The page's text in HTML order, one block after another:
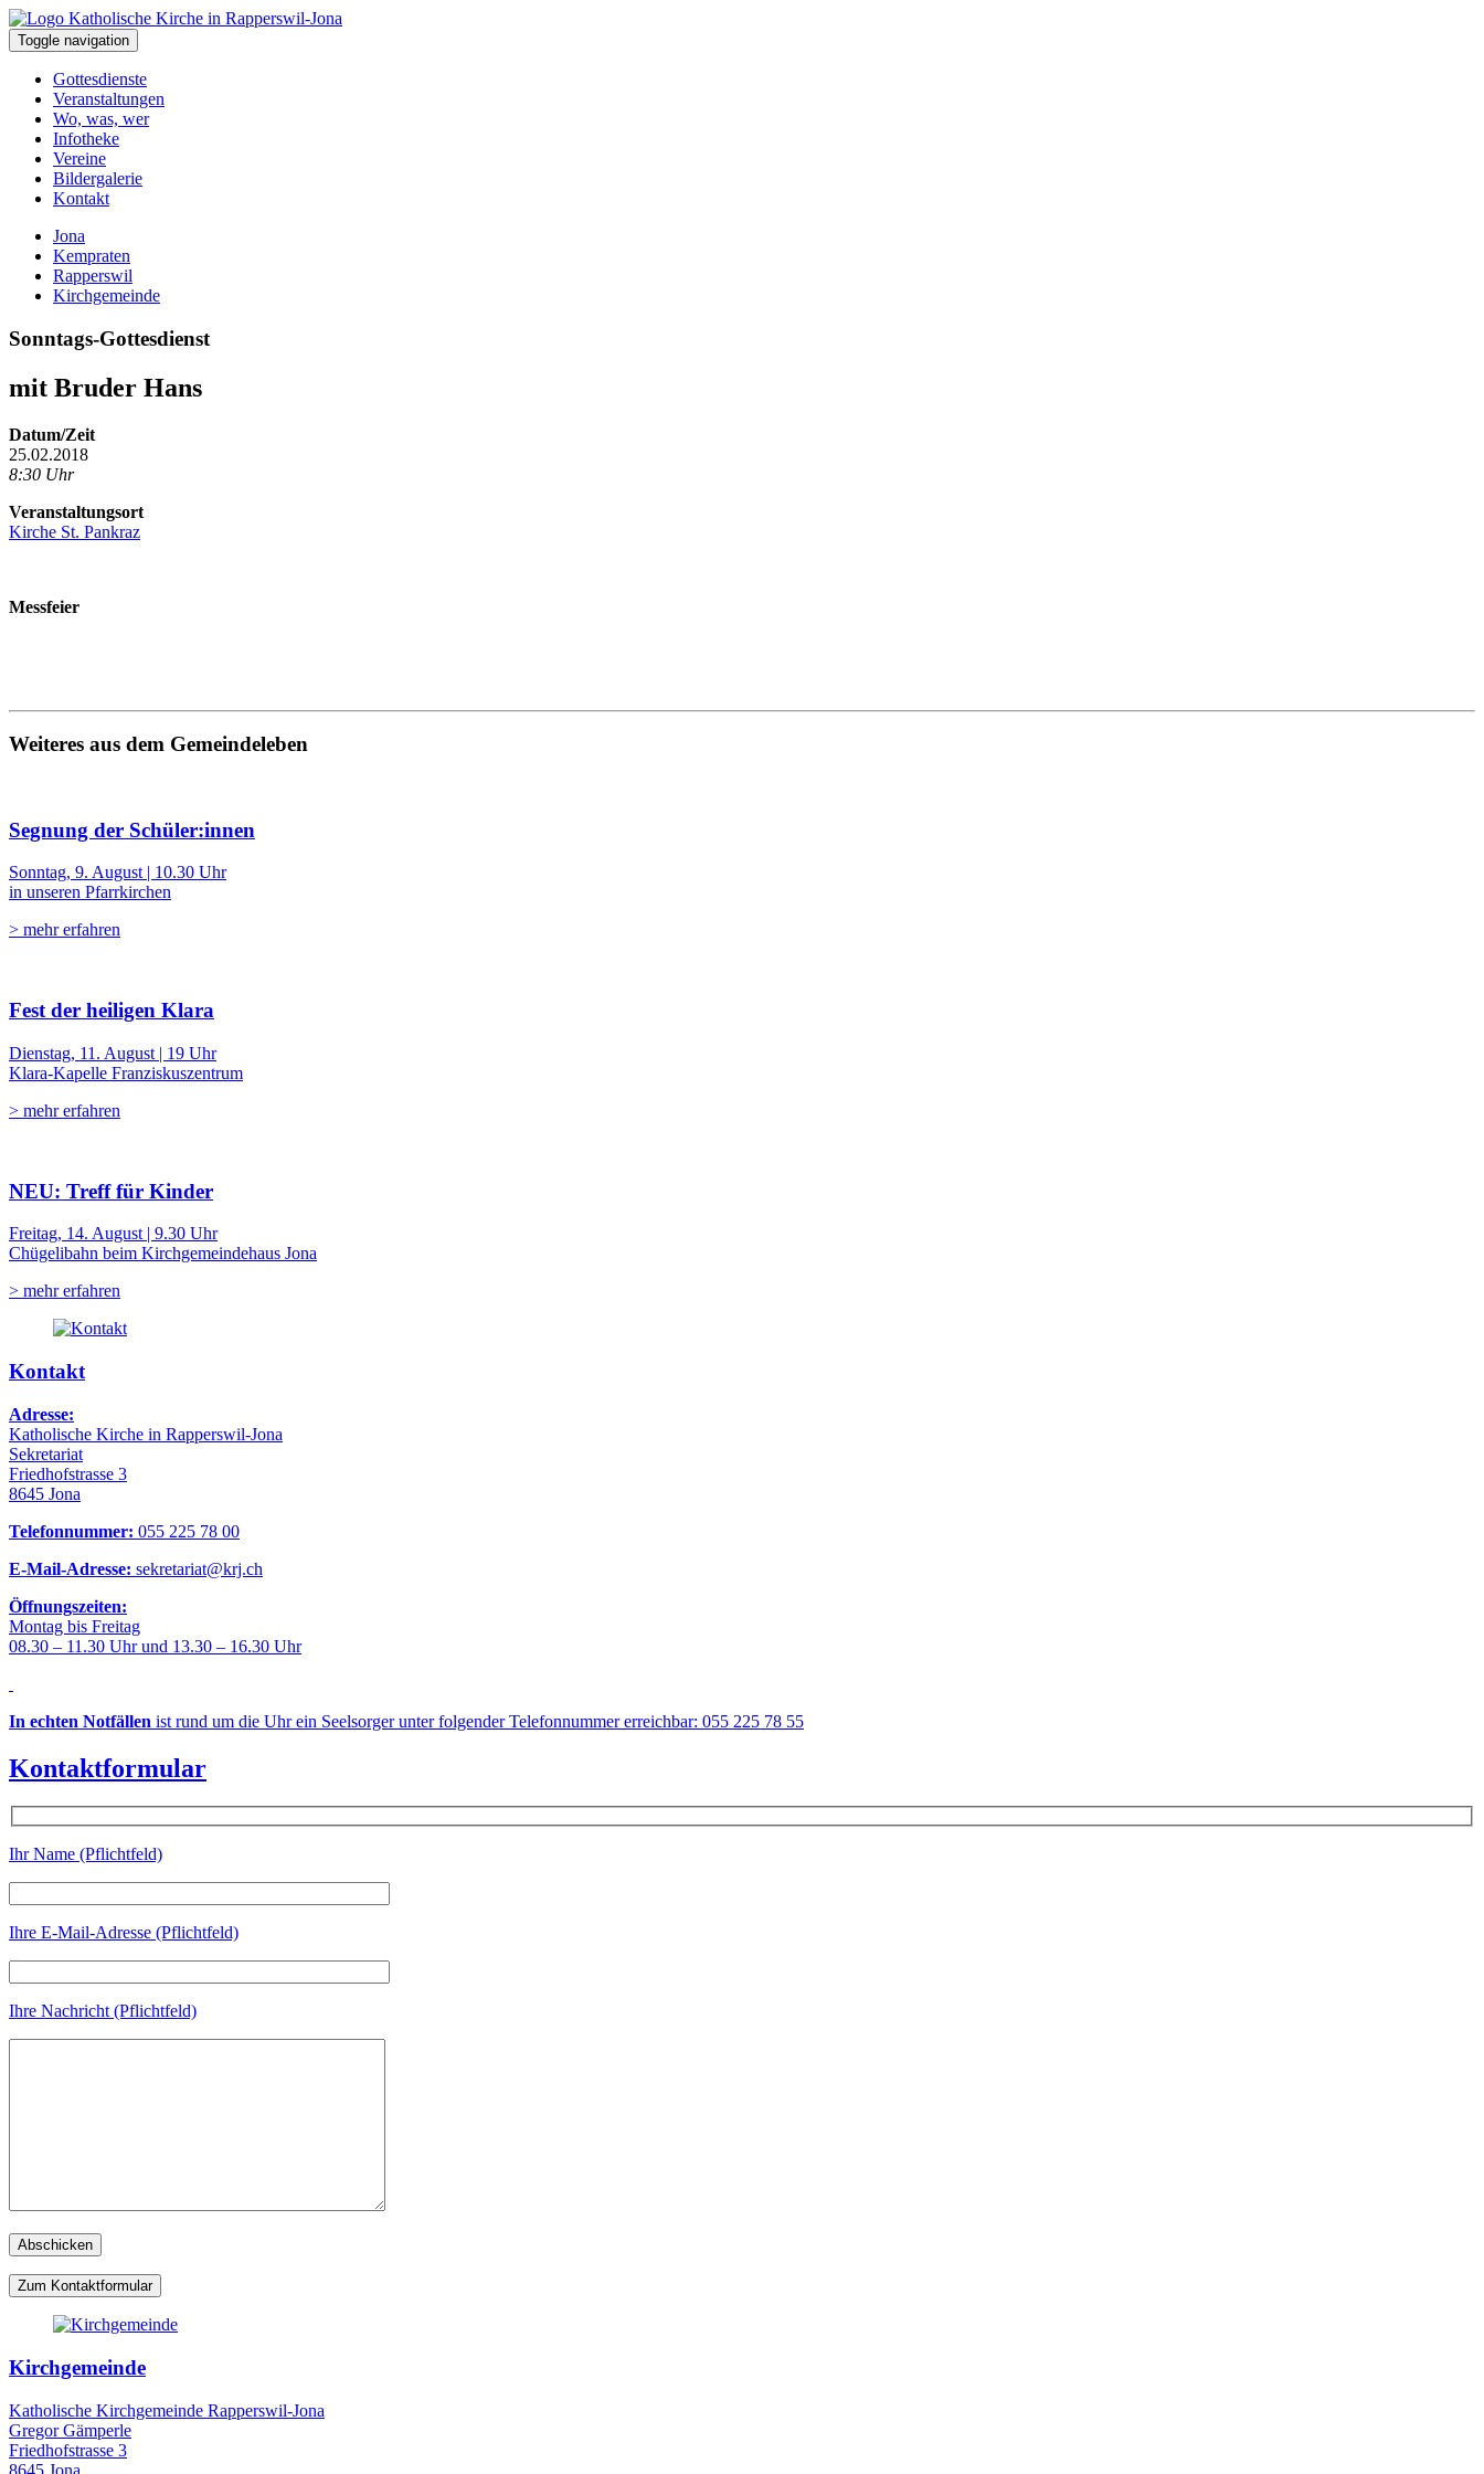
Toggle navigation
Gottesdienste
Veranstaltungen
Wo, was, wer
Infotheke
Vereine
Bildergalerie
Kontakt
Jona
Kempraten
Rapperswil
Kirchgemeinde
Sonntags-Gottesdienst
mit Bruder Hans
Datum/Zeit
25.02.2018
8:30 Uhr
Veranstaltungsort
Kirche St. Pankraz
Messfeier
Weiteres aus dem Gemeindeleben
Segnung der Schüler:innen
Sonntag, 9. August | 10.30 Uhr
in unseren Pfarrkirchen
> mehr erfahren
Fest der heiligen Klara
Dienstag, 11. August | 19 Uhr
Klara-Kapelle Franziskuszentrum
> mehr erfahren
NEU: Treff für Kinder
Freitag, 14. August | 9.30 Uhr
Chügelibahn beim Kirchgemeindehaus Jona
> mehr erfahren
Kontakt
Adresse:
Katholische Kirche in Rapperswil-Jona
Sekretariat
Friedhofstrasse 3
8645 Jona
Telefonnummer: 055 225 78 00
E-Mail-Adresse: sekretariat@krj.ch
Öffnungszeiten:
Montag bis Freitag
08.30 – 11.30 Uhr und 13.30 – 16.30 Uhr
In echten Notfällen ist rund um die Uhr ein Seelsorger unter folgender Telefonnummer erreichbar: 055 225 78 55
Kontaktformular
Ihr Name (Pflichtfeld)
Ihre E-Mail-Adresse (Pflichtfeld)
Ihre Nachricht (Pflichtfeld)
Zum Kontaktformular
Kirchgemeinde
Katholische Kirchgemeinde Rapperswil-Jona
Gregor Gämperle
Friedhofstrasse 3
8645 Jona